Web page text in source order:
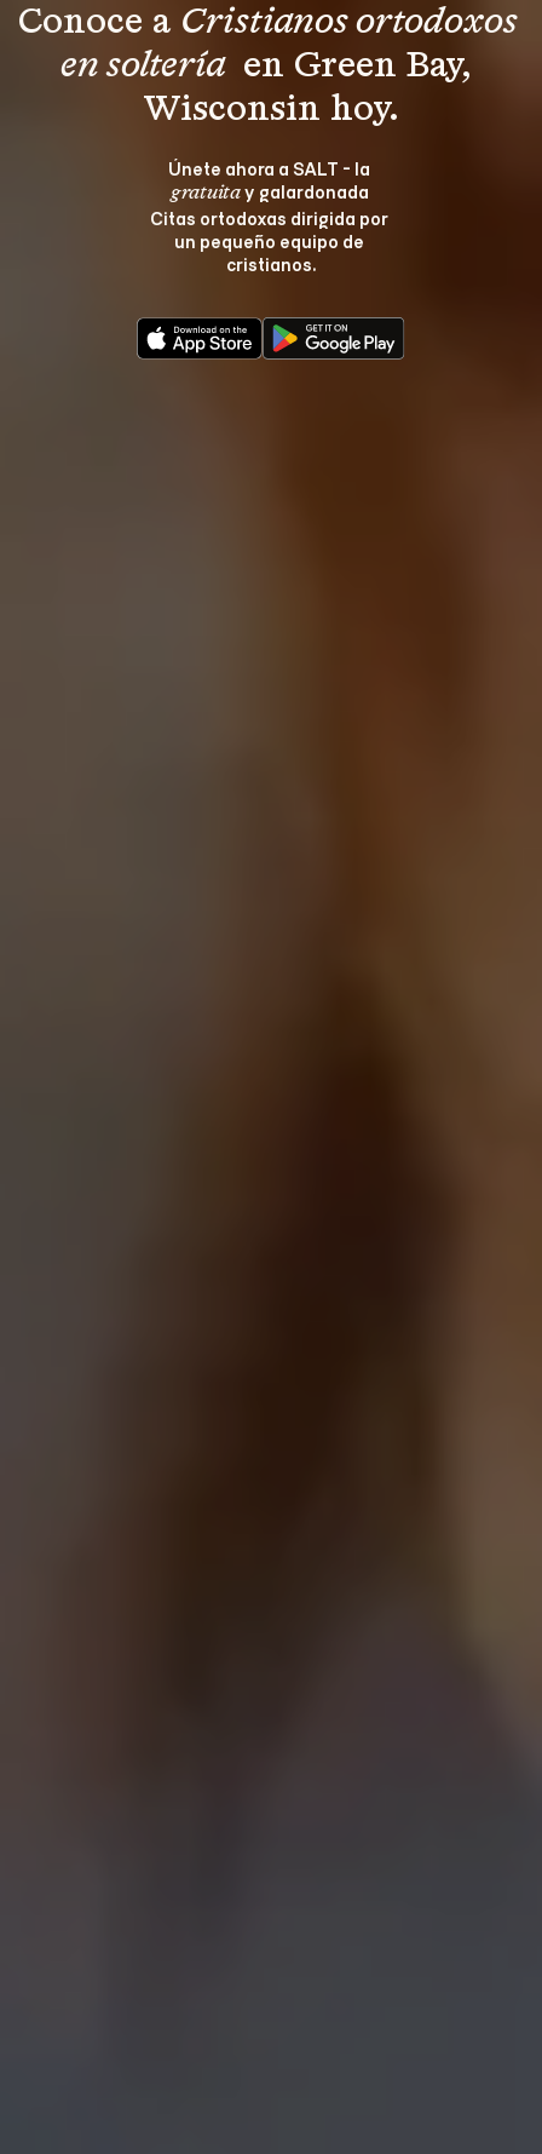
Conoce a Cristianos ortodoxos
en soltería en Green Bay,
Wisconsin hoy.
Únete ahora a SALT - la
gratuita y galardonada
Citas ortodoxas dirigida por
un pequeño equipo de
cristianos.